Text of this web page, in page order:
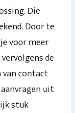
Die
Door te
voor meer
de
contact
uit
stuk